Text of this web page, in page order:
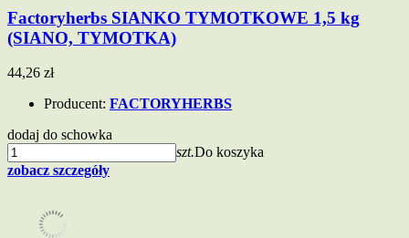
Factoryherbs SIANKO TYMOTKOWE 1,5 kg
(SIANO, TYMOTKA)
44,26 zł
Producent: FACTORYHERBS
dodaj do schowka
szt.Do koszyka
zobacz szczegóły